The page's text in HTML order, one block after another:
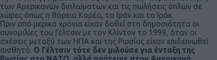
των Αμερικανών διπλωματών και τις πωλήσεις όπλων σε
χώρες όπως η Βόρεια Κορέα, το Ιράν και το Ιράκ.
Πριν από μερικά χρόνια είχαν δοθεί στη δημοσιότητα οι
συνομιλίες του Γέλτσιν με τον Κλίντον το 1999, όταν οι
σχέσεις μεταξύ των ΗΠΑ και της Ρωσίας είχαν επιδεινωθεί
αισθητά. Ο Γέλτσιν τότε δεν μιλούσε για ένταξη της